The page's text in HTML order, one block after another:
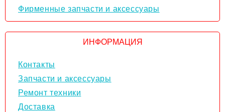
Фирменные запчасти и аксессуары
ИНФОРМАЦИЯ
Контакты
Запчасти и аксессуары
Ремонт техники
Доставка